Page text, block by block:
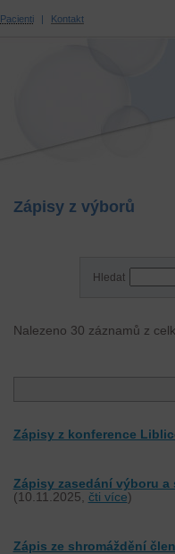
Pacienti | Kontakt
Zápisy z výborů
Hledat
Nalezeno 30 záznamů z
Zápisy z konference
Zápisy zasedání výboru a
(10.11.2025, čti více)
Zápis ze shromáždění